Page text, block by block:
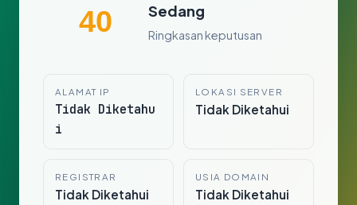
40 Sedang
Ringkasan keputusan
ALAMAT IP
Tidak Diketahu
i
LOKASI SERVER
Tidak Diketahui
REGISTRAR
Tidak Diketahui
USIA DOMAIN
Tidak Diketahui